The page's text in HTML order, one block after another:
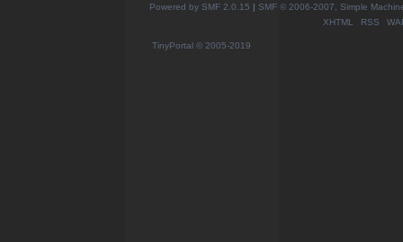
Powered by SMF 2.0.15 | SMF © 2006-2007, Simple
XHTML
RSS
TinyPortal © 2005-2019